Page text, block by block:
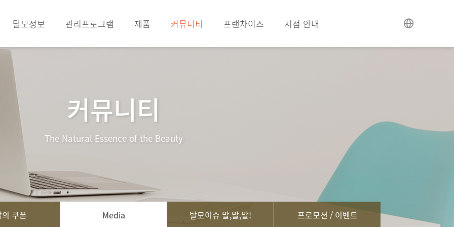
탈모정보 관리프로그램 제품 커뮤니티 프랜차이즈 지점 안내
커뮤니티
The Natural Essence of the Beauty
쿠폰 Media 탈모이슈 말,말,말! 프로모션 / 이벤트